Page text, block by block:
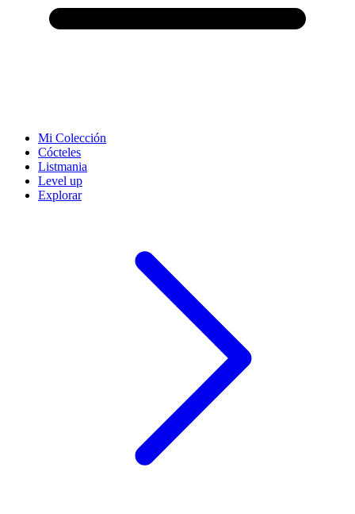
Mi Colección
Cócteles
Listmania
Level up
Explorar